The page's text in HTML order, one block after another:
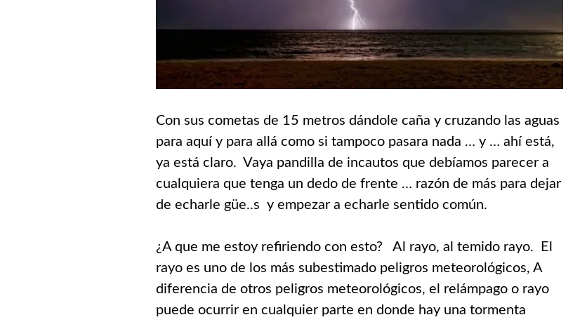
Con sus cometas de 15 metros dándole caña y cruzando las aguas
para aquí y para allá como si tampoco pasara nada … y … ahí está,
ya está claro. Vaya pandilla de incautos que debíamos parecer a
cualquiera que tenga un dedo de frente … razón de más para dejar
de echarle güe..s y empezar a echarle sentido común.
¿A que me estoy refiriendo con esto? Al rayo, al temido rayo. El
rayo es uno de los más subestimado peligros meteorológicos, A
diferencia de otros peligros meteorológicos, el relámpago o rayo
puede ocurrir en cualquier parte en donde hay una tormenta